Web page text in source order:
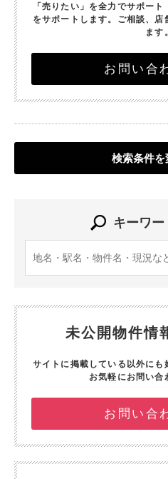
「売りたい」を全力でサポート
をサポートします。 ご相談、店
ます。
お問い合
検索条件を
キーワ
未公開物件情
サイトに掲載している以外にも
お気軽にお問い合
お問い合